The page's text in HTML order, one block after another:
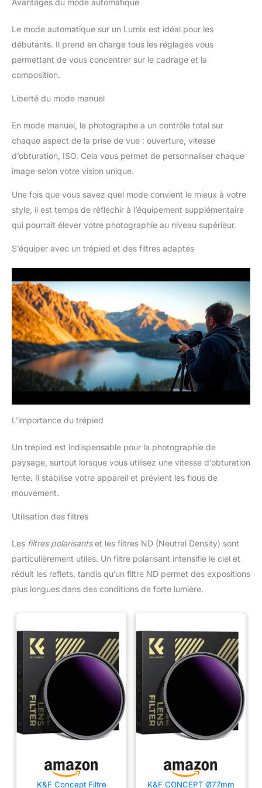
Le mode automatique sur un Lumix est idéal pour les
débutants. Il prend en charge tous les réglages vous
permettant de vous concentrer sur le cadrage et la
composition.
Liberté du mode manuel
En mode manuel, le photographe a un contrôle total sur
chaque aspect de la prise de vue : ouverture, vitesse
d’obturation, ISO. Cela vous permet de personnaliser chaque
image selon votre vision unique.
Une fois que vous savez quel mode convient le mieux à votre
style, il est temps de réfléchir à l’équipement supplémentaire
qui pourrait élever votre photographie au niveau supérieur.
S’équiper avec un trépied et des filtres adaptés
L’importance du trépied
Un trépied est indispensable pour la photographie de
paysage, surtout lorsque vous utilisez une vitesse d’obturation
lente. Il stabilise votre appareil et prévient les flous de
mouvement.
Utilisation des filtres
Les filtres polarisantset les filtres ND (Neutral Density) sont
particulièrement utiles. Un filtre polarisant intensifie le ciel et
réduit les reflets, tandis qu’un filtre ND permet des expositions
plus longues dans des conditions de forte lumière.
K&F Concept Filtre
K&F CONCEPT Ø77mm